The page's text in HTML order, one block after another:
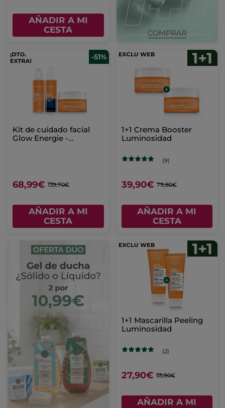
AÑADIR A MI
CESTA
-51%
Kit de cuidado facial
Glow Energie -
68,99€ 139,70€
AÑADIR A MI
CESTA
1+1 Crema Booster
Luminosidad
(9)
39,90€ 79,80€
AÑADIR A MI
CESTA
1+1 Mascarilla Peeling
Luminosidad
(2)
27,90€ 55,80€
AÑADIR A MI